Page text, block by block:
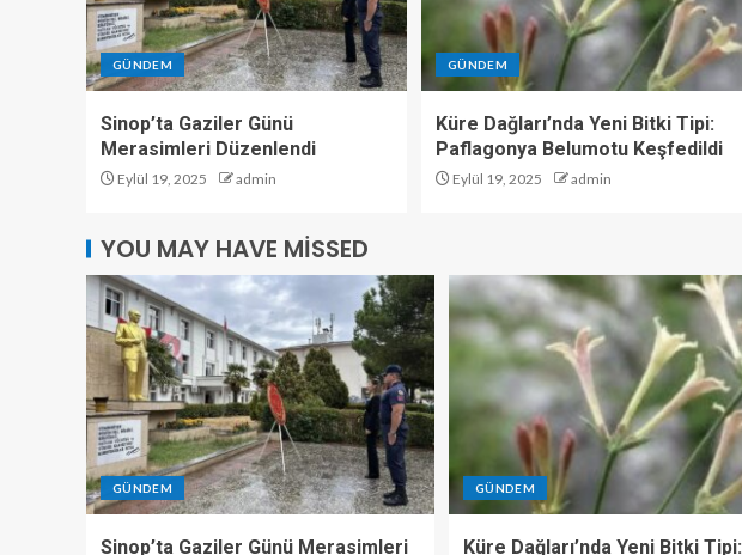
GÜNDEM
Sinop’ta Gaziler Günü
Merasimleri Düzenlendi
Eylül 19, 2025 admin
GÜNDEM
Küre Dağları’nda Yeni Bitki Tipi:
Paflagonya Belumotu Keşfedildi
Eylül 19, 2025 admin
YOU MAY HAVE MISSED
GÜNDEM
Sinop’ta Gaziler Günü Merasimleri
GÜNDEM
Küre Dağları’nda Yeni Bitki Tipi: